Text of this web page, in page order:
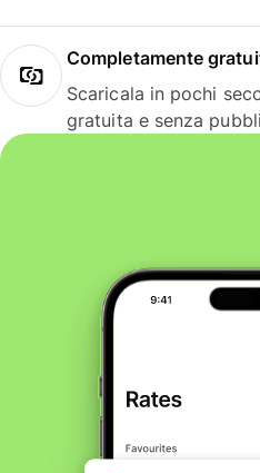
Completamente
Scaricala in pochi
gratuita e senza